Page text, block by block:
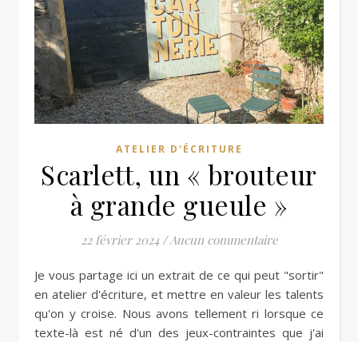
ATELIER D'ÉCRITURE
Scarlett, un « brouteur
à grande gueule »
22 février 2024 / Aucun commentaire
Je vous partage ici un extrait de ce qui peut "sortir"
en atelier d'écriture, et mettre en valeur les talents
qu'on y croise. Nous avons tellement ri lorsque ce
texte-là est né d'un des jeux-contraintes que j'ai